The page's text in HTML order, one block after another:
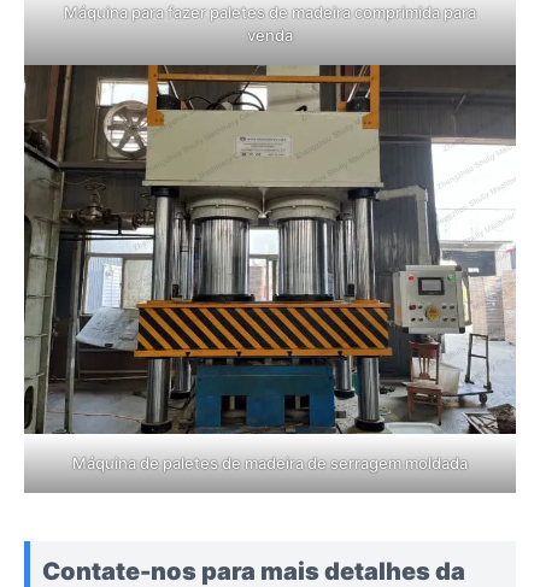
Máquina para fazer paletes de madeira comprimida para
venda
Máquina de paletes de madeira de serragem moldada
Contate-nos para mais detalhes da